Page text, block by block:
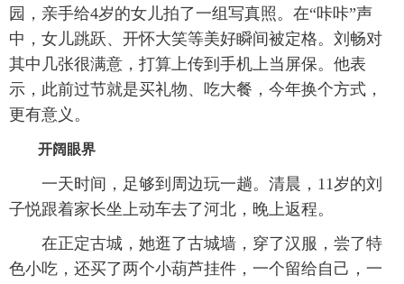
园，亲手给4岁的女儿拍了一组写真照。在“咔咔”声
中，女儿跳跃、开怀大笑等美好瞬间被定格。刘畅对
其中几张很满意，打算上传到手机上当屏保。他表
示，此前过节就是买礼物、吃大餐，今年换个方式，
更有意义。
开阔眼界
一天时间，足够到周边玩一趟。清晨，11岁的刘
子悦跟着家长坐上动车去了河北，晚上返程。
在正定古城，她逛了古城墙，穿了汉服，尝了特
色小吃，还买了两个小葫芦挂件，一个留给自己，一